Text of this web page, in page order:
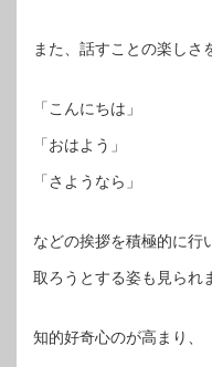
また、話すことの楽しさ
「こんにちは」
「おはよう」
「さようなら」
などの挨拶を積極的に行
取ろうとする姿も見られ
知的好奇心のが高まり、